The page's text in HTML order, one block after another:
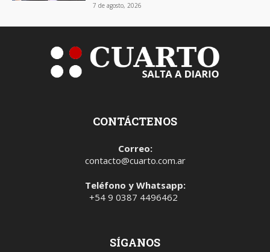
7 de agosto, 2026
CONTÁCTENOS
Correo:
contacto@cuarto.com.ar
Teléfono y Whatsapp:
+54 9 0387 4496462
SÍGANOS